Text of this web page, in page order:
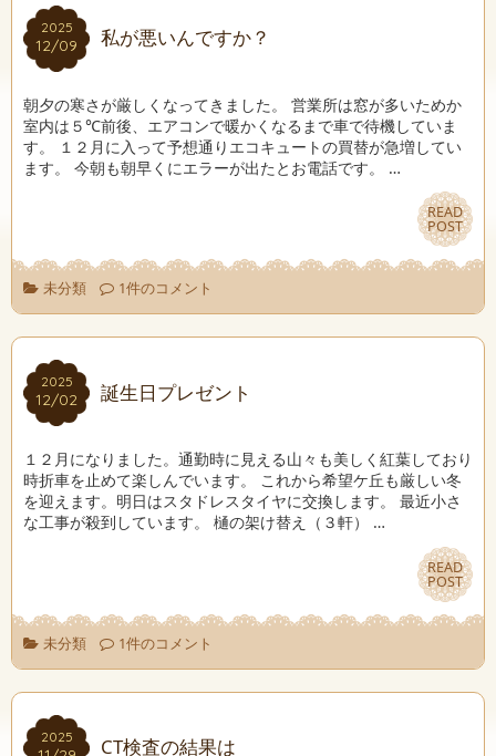
2025
12/09
2025
12/09 私が悪いんですか？
朝夕の寒さが厳しくなってきました。 営業所は窓が多いためか
室内は５℃前後、エアコンで暖かくなるまで車で待機していま
す。 １２月に入って予想通りエコキュートの買替が急増してい
ます。 今朝も朝早くにエラーが出たとお電話です。 …
READ
POST
READ
POST
未分類 1件のコメント
2025
12/02
2025
12/02 誕生日プレゼント
１２月になりました。通勤時に見える山々も美しく紅葉しており
時折車を止めて楽しんでいます。 これから希望ケ丘も厳しい冬
を迎えます。明日はスタドレスタイヤに交換します。 最近小さ
な工事が殺到しています。 樋の架け替え（３軒） …
READ
POST
READ
POST
未分類 1件のコメント
2025
2025 CT検査の結果は